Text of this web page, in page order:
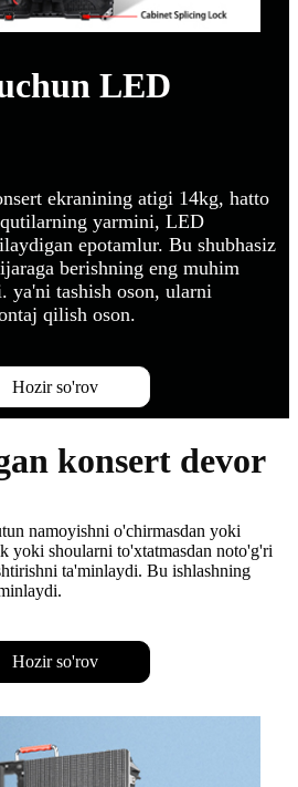
LED
ekranining atigi 14kg, hatto
yarmini, LED
epotamlur. Bu shubhasiz
berishning eng muhim
ya'ni tashish oson, ularni
qilish oson.
Hozir so'rov
konsert devor
namoyishni o'chirmasdan yoki
yoki shoularni to'xtatmasdan noto'g'ri
ta'minlaydi. Bu ishlashning
Hozir so'rov